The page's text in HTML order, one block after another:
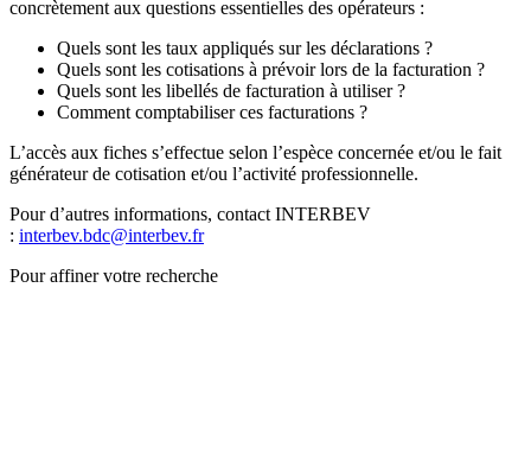
concrètement aux questions essentielles des opérateurs :
Quels sont les taux appliqués sur les déclarations ?
Quels sont les cotisations à prévoir lors de la facturation ?
Quels sont les libellés de facturation à utiliser ?
Comment comptabiliser ces facturations ?
L’accès aux fiches s’effectue selon l’espèce concernée et/ou le fait
générateur de cotisation et/ou l’activité professionnelle.
Pour d’autres informations, contact INTERBEV
: interbev.bdc@interbev.fr
Pour affiner votre recherche